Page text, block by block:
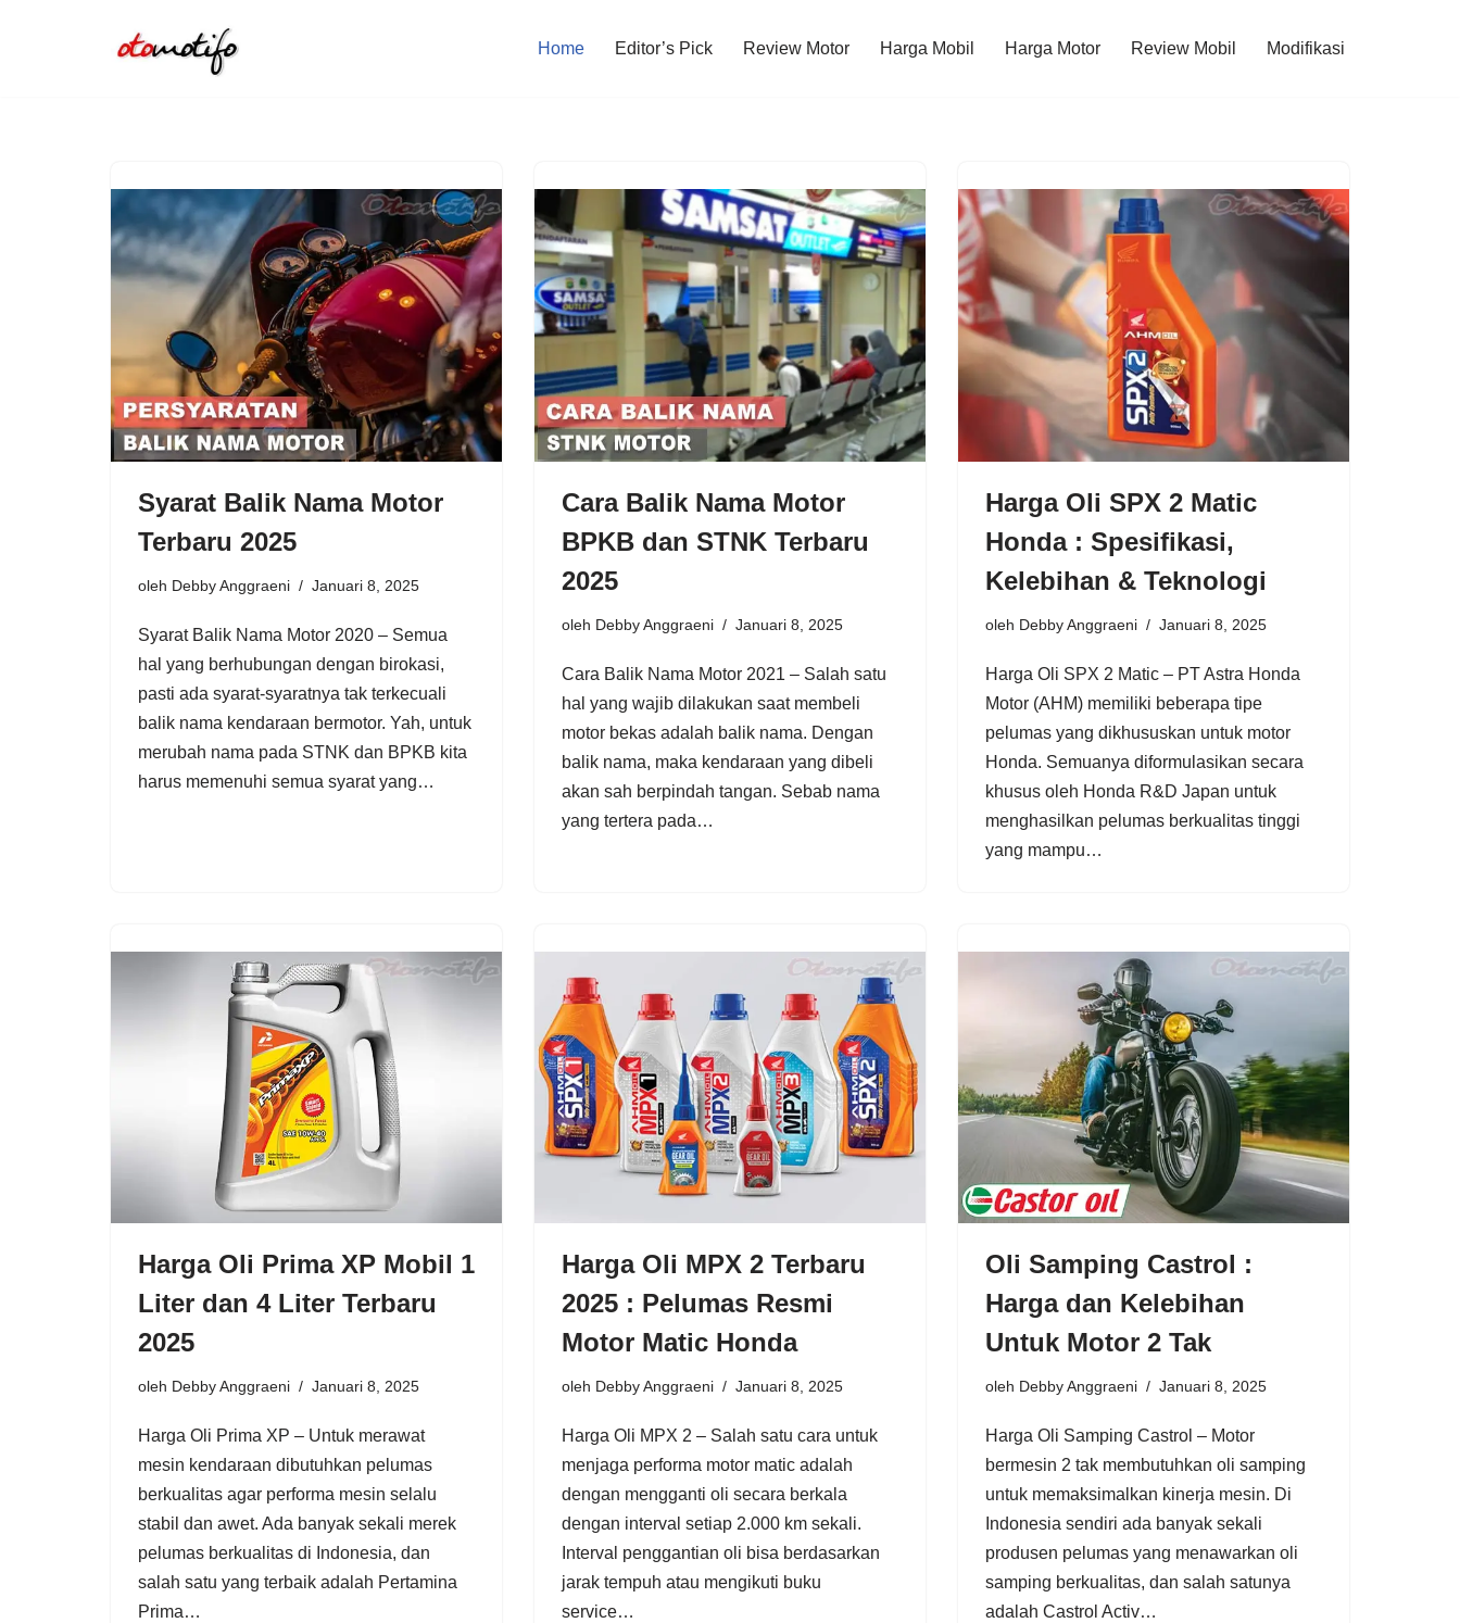
Home Editor’s Pick Review Motor Harga Mobil Harga Motor Review Mobil Modifikasi
Syarat Balik Nama Motor
Terbaru 2025
oleh Debby Anggraeni Januari 8, 2025
Syarat Balik Nama Motor 2020 – Semua
hal yang berhubungan dengan birokasi,
pasti ada syarat-syaratnya tak terkecuali
balik nama kendaraan bermotor. Yah, untuk
merubah nama pada STNK dan BPKB kita
harus memenuhi semua syarat yang…
Cara Balik Nama Motor
BPKB dan STNK Terbaru
2025
oleh Debby Anggraeni Januari 8, 2025
Cara Balik Nama Motor 2021 – Salah satu
hal yang wajib dilakukan saat membeli
motor bekas adalah balik nama. Dengan
balik nama, maka kendaraan yang dibeli
akan sah berpindah tangan. Sebab nama
yang tertera pada…
Harga Oli SPX 2 Matic
Honda : Spesifikasi,
Kelebihan & Teknologi
oleh Debby Anggraeni Januari 8, 2025
Harga Oli SPX 2 Matic – PT Astra Honda
Motor (AHM) memiliki beberapa tipe
pelumas yang dikhususkan untuk motor
Honda. Semuanya diformulasikan secara
khusus oleh Honda R&D Japan untuk
menghasilkan pelumas berkualitas tinggi
yang mampu…
Harga Oli Prima XP Mobil 1
Liter dan 4 Liter Terbaru
2025
oleh Debby Anggraeni Januari 8, 2025
Harga Oli Prima XP – Untuk merawat
mesin kendaraan dibutuhkan pelumas
berkualitas agar performa mesin selalu
stabil dan awet. Ada banyak sekali merek
pelumas berkualitas di Indonesia, dan
salah satu yang terbaik adalah Pertamina
Prima…
Harga Oli MPX 2 Terbaru
2025 : Pelumas Resmi
Motor Matic Honda
oleh Debby Anggraeni Januari 8, 2025
Harga Oli MPX 2 – Salah satu cara untuk
menjaga performa motor matic adalah
dengan mengganti oli secara berkala
dengan interval setiap 2.000 km sekali.
Interval penggantian oli bisa berdasarkan
jarak tempuh atau mengikuti buku
service…
Oli Samping Castrol :
Harga dan Kelebihan
Untuk Motor 2 Tak
oleh Debby Anggraeni Januari 8, 2025
Harga Oli Samping Castrol – Motor
bermesin 2 tak membutuhkan oli samping
untuk memaksimalkan kinerja mesin. Di
Indonesia sendiri ada banyak sekali
produsen pelumas yang menawarkan oli
samping berkualitas, dan salah satunya
adalah Castrol Activ…